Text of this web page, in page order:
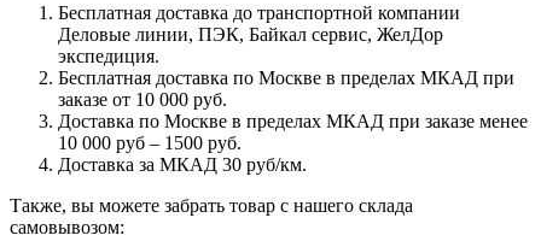
Бесплатная доставка до транспортной компании
Деловые линии, ПЭК, Байкал сервис, ЖелДор
экспедиция.
Бесплатная доставка по Москве в пределах МКАД при
заказе от 10 000 руб.
Доставка по Москве в пределах МКАД при заказе менее
10 000 руб – 1500 руб.
Доставка за МКАД 30 руб/км.
Также, вы можете забрать товар с нашего склада
самовывозом: